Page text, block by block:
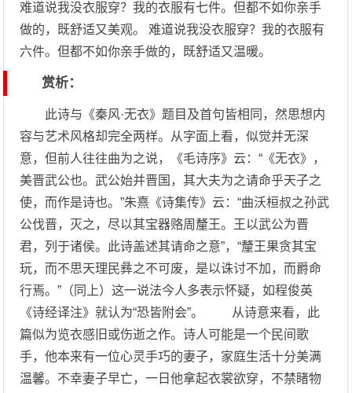
难道说我没衣服穿？我的衣服有七件。但都不如你亲手
做的，既舒适又美观。 难道说我没衣服穿？我的衣服有
六件。但都不如你亲手做的，既舒适又温暖。
赏析：
此诗与《秦风·无衣》题目及首句皆相同，然思想内
容与艺术风格却完全两样。从字面上看，似觉并无深
意，但前人往往曲为之说，《毛诗序》云：“《无衣》，
美晋武公也。武公始并晋国，其大夫为之请命乎天子之
使，而作是诗也。”朱熹《诗集传》云：“曲沃桓叔之孙武
公伐晋，灭之，尽以其宝器赂周釐王。王以武公为晋
君，列于诸侯。此诗盖述其请命之意”，“釐王果贪其宝
玩，而不思天理民彝之不可废，是以诛讨不加，而爵命
行焉。”（同上）这一说法今人多表示怀疑，如程俊英
《诗经译注》就认为“恐皆附会”。 从诗意来看，此
篇似为览衣感旧或伤逝之作。诗人可能是一个民间歌
手，他本来有一位心灵手巧的妻子，家庭生活十分美满
温馨。不幸妻子早亡，一日他拿起衣裳欲穿，不禁睹物